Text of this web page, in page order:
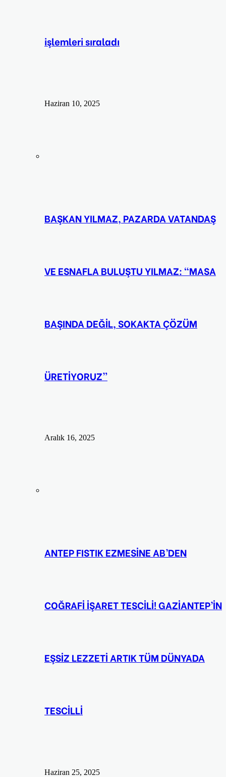
işlemleri sıraladı
Haziran 10, 2025
BAŞKAN YILMAZ, PAZARDA VATANDAŞ
VE ESNAFLA BULUŞTU YILMAZ: “MASA
BAŞINDA DEĞİL, SOKAKTA ÇÖZÜM
ÜRETİYORUZ”
Aralık 16, 2025
ANTEP FISTIK EZMESİNE AB’DEN
COĞRAFİ İŞARET TESCİLİ! GAZİANTEP’İN
EŞSİZ LEZZETİ ARTIK TÜM DÜNYADA
TESCİLLİ
Haziran 25, 2025